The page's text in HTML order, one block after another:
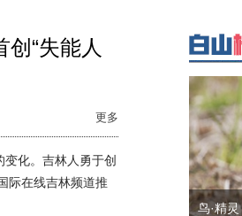
“失能人
更多
化。吉林人勇于创
际在线吉林频道推
鸟·精灵